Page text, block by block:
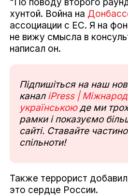
хунтой. Война на
ассоциации с ЕС. Я на
не вижу смысла в
написал он.
Підпишіться на наш
канал iPress |
українськоюде ми
рамки і показуємо
сайті. Ставайте
спільноти!
Также террорист
это сердце России.